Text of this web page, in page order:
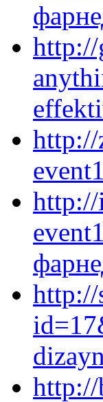
http://